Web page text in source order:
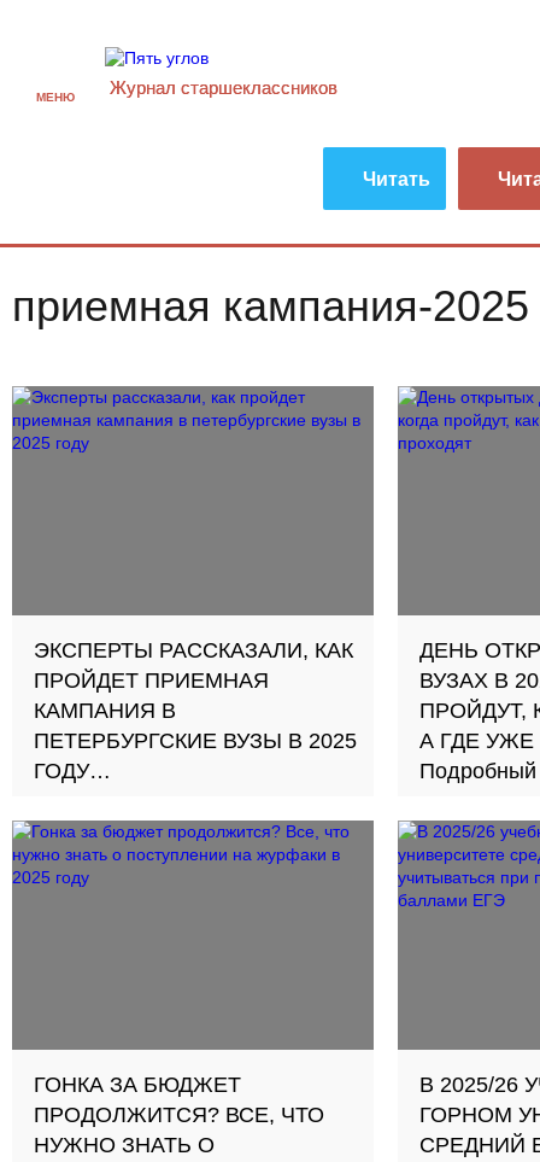
МЕНЮ Журнал старшекласcников
Читать
приемная кампания-2025
ЭКСПЕРТЫ РАССКАЗАЛИ, КАК
ПРОЙДЕТ ПРИЕМНАЯ
КАМПАНИЯ В
ПЕТЕРБУРГСКИЕ ВУЗЫ В 2025
ГОДУ
бюджетных мест и новые сроки
зачисления. ПУ уточнили,
сократят ли выдачу льготных
ДЕНЬ
ВУЗАХ В
ПРОЙДУТ,
А ГДЕ
Подробный
составила
Козлова
ГОНКА ЗА БЮДЖЕТ
ПРОДОЛЖИТСЯ? ВСЕ, ЧТО
НУЖНО ЗНАТЬ О
В 2025/26
ГОРНОМ
СРЕДНИЙ